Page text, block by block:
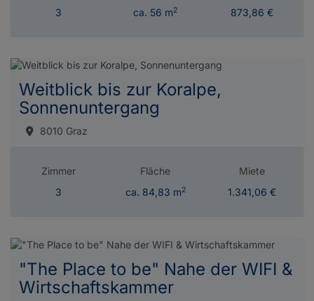
3
ca. 56 m2
873,86 €
Weitblick bis zur Koralpe,
Sonnenuntergang
8010 Graz
Zimmer
3
Fläche
ca. 84,83 m2
Miete
1.341,06 €
"The Place to be" Nahe der WIFI &
Wirtschaftskammer